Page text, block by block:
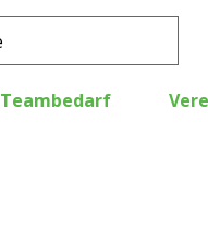
Teambedarf